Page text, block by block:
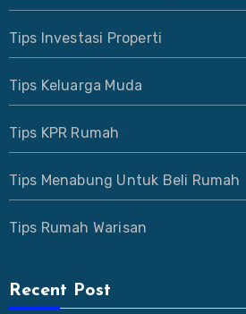
Tips Investasi Properti
Tips Keluarga Muda
Tips KPR Rumah
Tips Menabung Untuk Beli Rumah
Tips Rumah Warisan
Recent Post